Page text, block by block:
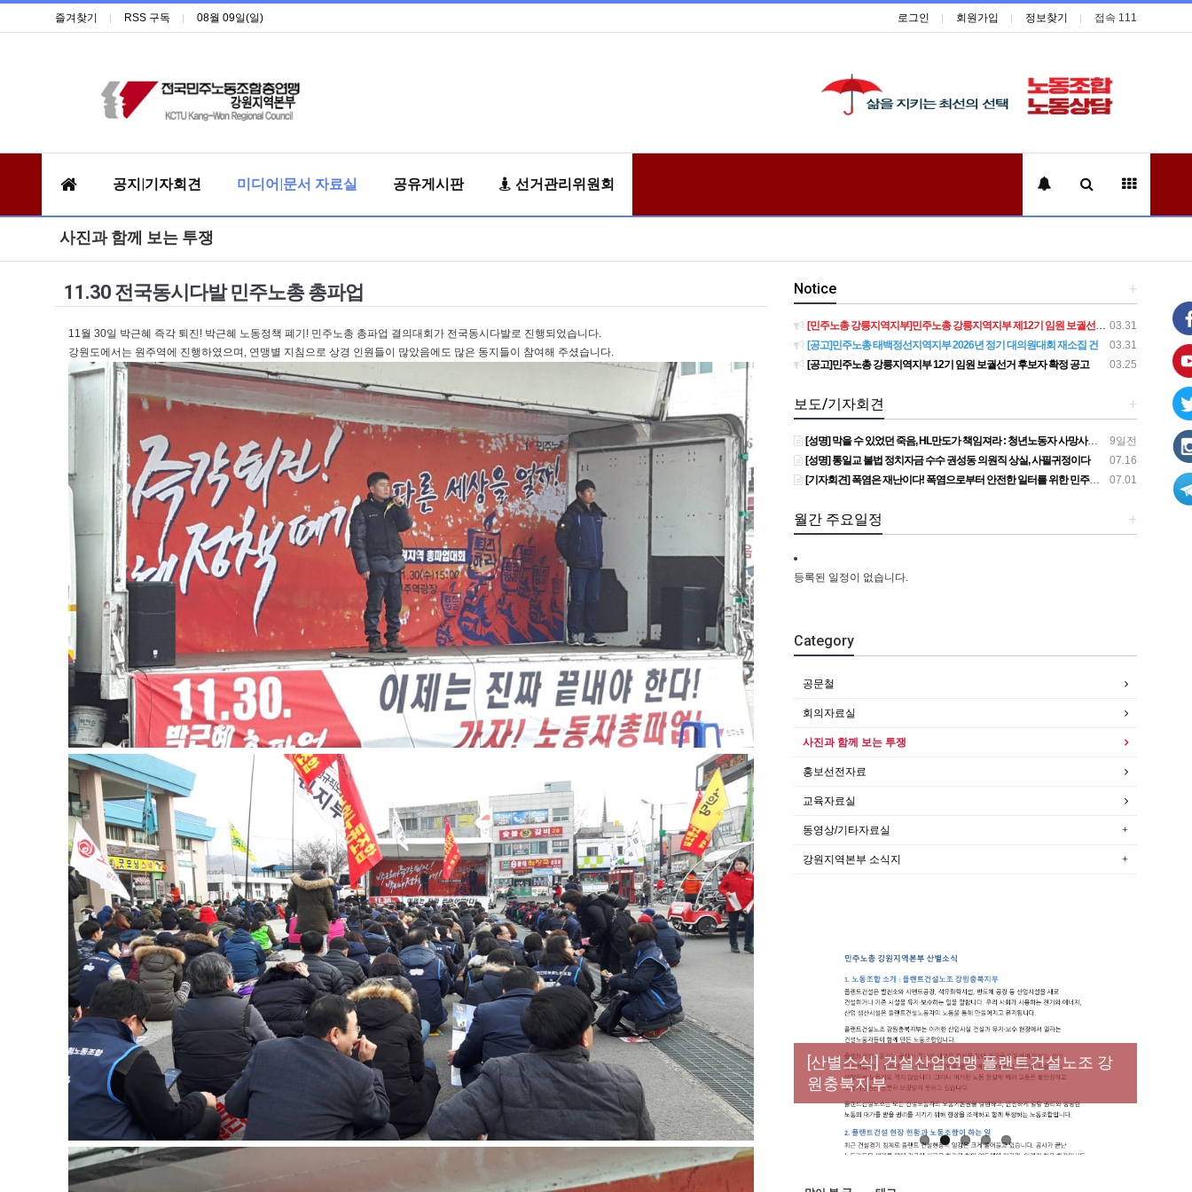
즐겨찾기 RSS 구독 08월 09일(일) 로그인 회원가입 정보찾기 접속 111
공지|기자회견 미디어|문서 자료실 공유게시판 선거관리위원회
사진과 함께 보는 투쟁
11.30 전국동시다발 민주노총 총파업
11월 30일 박근혜 즉각 퇴진! 박근혜 노동정책 폐기! 민주노총 총파업 결의대회가 전국동시다발로 진행되었습니다.
강원도에서는 원주역에 진행하였으며, 연맹별 지침으로 상경 인원들이 많았음에도 많은 동지들이 참여해 주셨습니다.
+
Notice
03.31
[민주노총 강릉지역지부]민주노총 강릉지역지부 제12기 임원 보궐선거결과 공고
03.31
[공고]민주노총 태백정선지역지부 2026년 정기 대의원대회 재소집 건
03.25
[공고]민주노총 강릉지역지부 12기 임원 보궐선거 후보자 확정 공고
+
보도/기자회견
9일전
[성명] 막을 수 있었던 죽음, HL만도가 책임져라 : 청년노동자 사망사고의 철저한 진상규명과 재발방지 대책 마련하라
07.16
[성명] 통일교 불법 정치자금 수수 권성동 의원직 상실, 사필귀정이다
07.01
[기자회견] 폭염은 재난이다! 폭염으로부터 안전한 일터를 위한 민주노총 강원지역본부 폭염감시단 선포 기자회견
+
월간 주요일정
등록된 일정이 없습니다.
Category
공문철
회의자료실
사진과 함께 보는 투쟁
홍보선전자료
교육자료실
동영상/기타자료실
강원지역본부 소식지
[성명] 막을 수 있었던 죽음, HL만도가 책임져
라 : 청년노동자 사망사고의 철저한 진상규명
과 재발방지 대책 마련하라
[산별소식] 건설산업연맹 플랜트건설노조 강
원충북지부
[강릉,속초,원주,춘천] 폭염감시단 사업 이모저
모
[조합원☆인터뷰] 서비스연맹 전국학교비정
규직노동조합 강원지부 김유미 춘천지회장
[본부소식] 강원지역 노동자 합창단 모임